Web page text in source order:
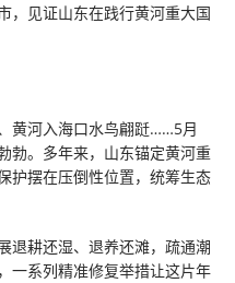
，见证山东在践行黄河重大国
黄河入海口水鸟翩跹……5月
勃。多年来，山东锚定黄河重
护摆在压倒性位置，统筹生态
退耕还湿、退养还滩，疏通潮
一系列精准修复举措让这片年